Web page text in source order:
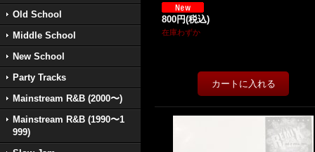
Old School
Middle School
New School
Party Tracks
Mainstream R&B (2000〜)
Mainstream R&B (1990〜1
999)
800円(税込)
在庫わずか